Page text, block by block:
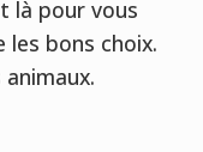
là pour vous
bons choix.